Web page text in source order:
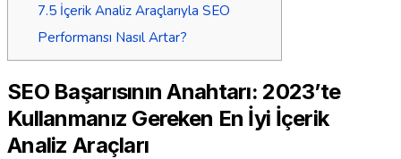
7.5İçerik Analiz Araçlarıyla SEO
Performansı Nasıl Artar?
SEO Başarısının Anahtarı: 2023’te
Kullanmanız Gereken En İyi İçerik
Analiz Araçları